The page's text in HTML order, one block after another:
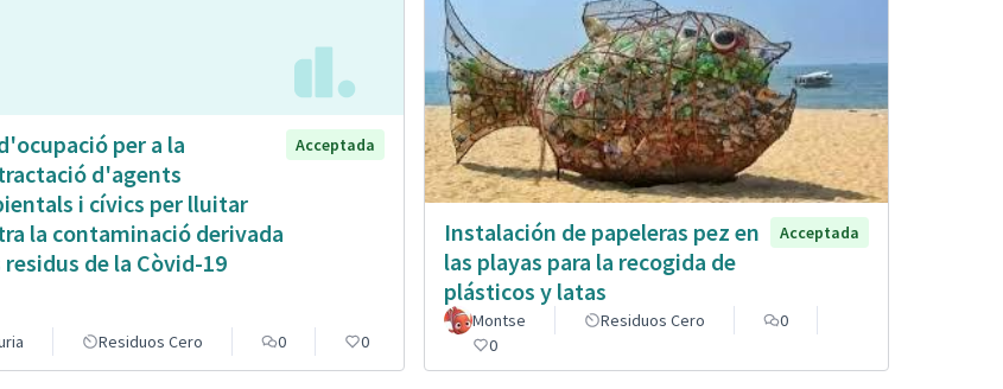
per a la
d'agents
i cívics per lluitar
la contaminació derivada
residus de la Còvid-19
Acceptada
Residuos Cero 0 0
Instalación de papeleras pez en
las playas para la recogida de
plásticos y latas
Acceptada
Montse Residuos Cero
0
0